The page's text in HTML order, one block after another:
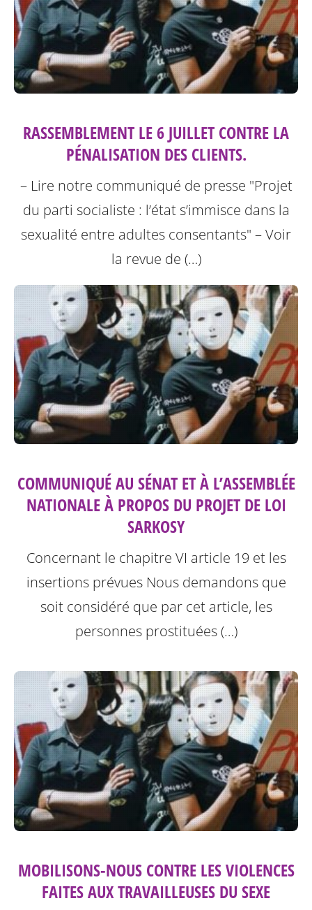
RASSEMBLEMENT LE 6 JUILLET CONTRE LA
PÉNALISATION DES CLIENTS.
– Lire notre communiqué de presse "Projet
du parti socialiste : l’état s’immisce dans la
sexualité entre adultes consentants" – Voir
la revue de (…)
COMMUNIQUÉ AU SÉNAT ET À L’ASSEMBLÉE
NATIONALE À PROPOS DU PROJET DE LOI
SARKOSY
Concernant le chapitre VI article 19 et les
insertions prévues Nous demandons que
soit considéré que par cet article, les
personnes prostituées (…)
MOBILISONS-NOUS CONTRE LES VIOLENCES
FAITES AUX TRAVAILLEUSES DU SEXE